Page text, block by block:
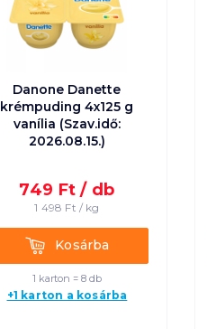
Danone Danette
krémpuding 4x125 g
vanília (Szav.idő:
2026.08.15.)
749 Ft / db
1 498 Ft / kg
KosárbaKosárba
1 karton = 8 db
+1 karton a kosárba